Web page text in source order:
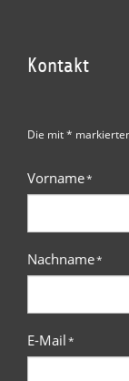
Kontakt
Die mit *
Vorname*
Nachname*
E-Mail*